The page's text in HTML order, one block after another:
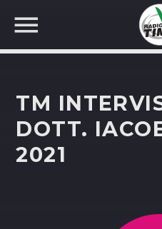
CERCA
TM
DOTT.
2021